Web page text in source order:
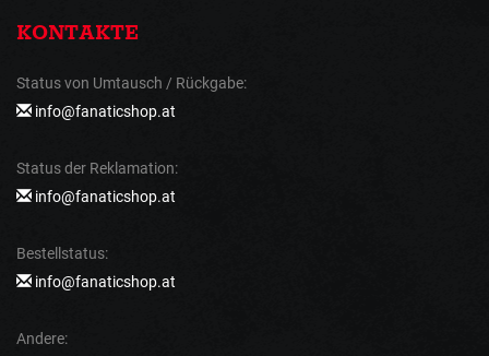
KONTAKTE
Status von Umtausch / Rückgabe:
info@fanaticshop.at
Status der Reklamation:
info@fanaticshop.at
Bestellstatus:
info@fanaticshop.at
Andere: